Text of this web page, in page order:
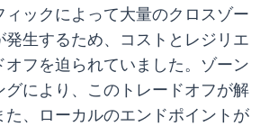
ィックによって大量のクロスゾー
発生するため、コストとレジリエ
オフを迫られていました。ゾーン
グにより、このトレードオフが解
た、ローカルのエンドポイントが